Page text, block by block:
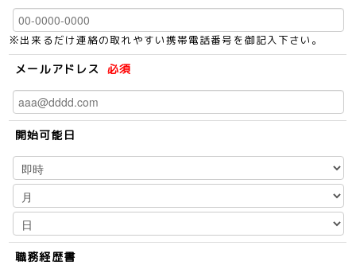
※出来るだけ連絡の取れやすい携帯電話番号を御記入下さい。
メールアドレス 必須
開始可能日
職務経歴書